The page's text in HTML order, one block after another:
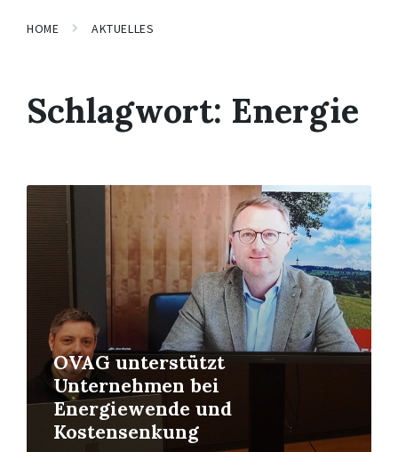
HOME AKTUELLES
Schlagwort: Energie
OVAG unterstützt
Unternehmen bei
Energiewende und
Kostensenkung
Read
More